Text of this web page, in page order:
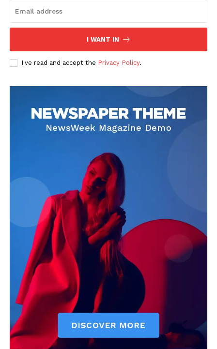
Contact us
Subscription Plans
My account
I WANT IN
I've read and accept the Privacy Policy.